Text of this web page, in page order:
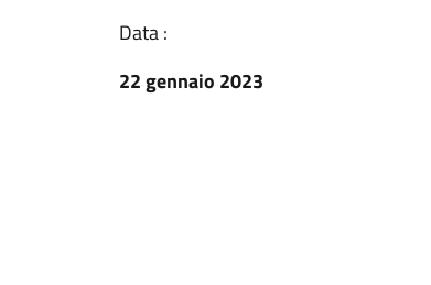
Data :
22 gennaio 2023